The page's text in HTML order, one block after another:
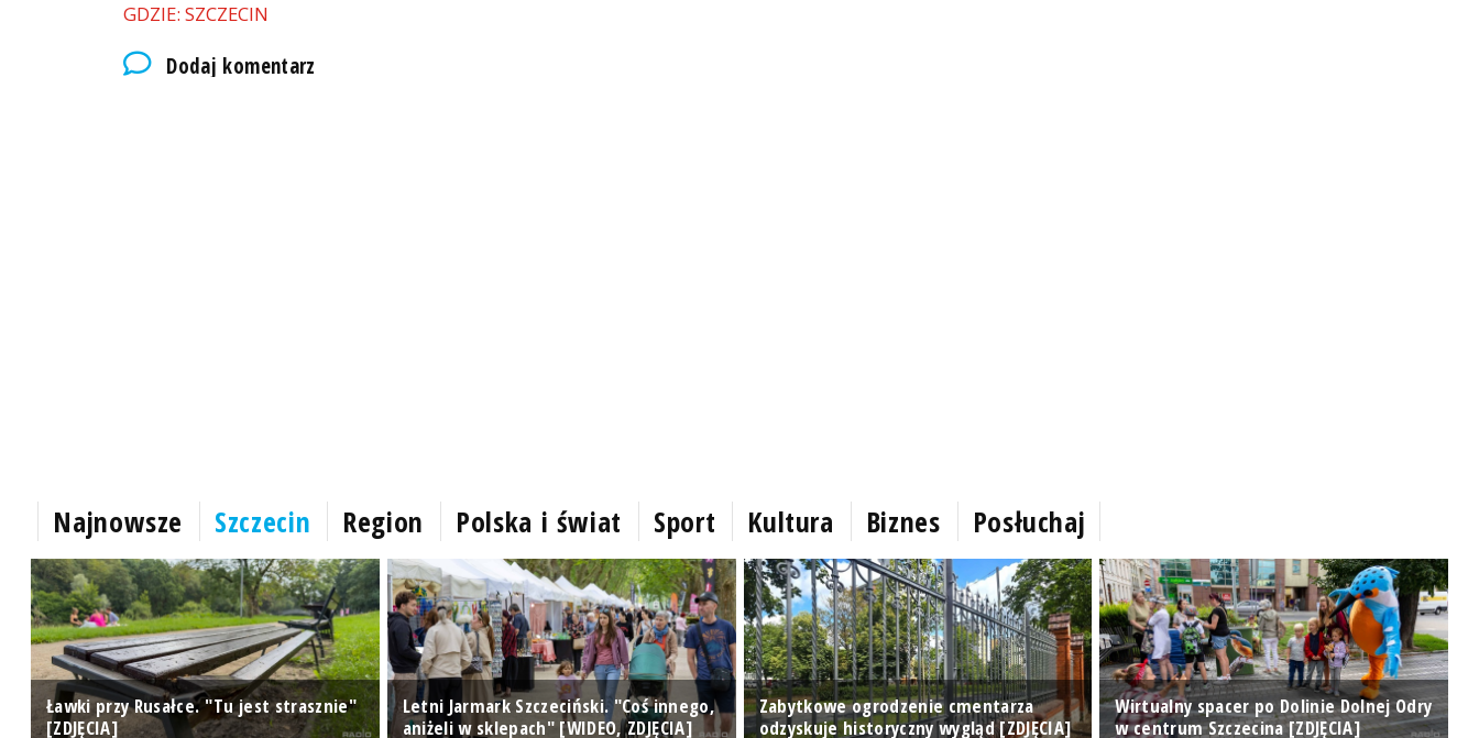
GDZIE: SZCZECIN
Dodaj komentarz
Najnowsze Szczecin Region Polska i świat Sport Kultura Biznes Posłuchaj
Ławki przy Rusałce. "Tu jest strasznie"
[ZDJĘCIA]
Letni Jarmark Szczeciński. "Coś innego,
aniżeli w sklepach" [WIDEO, ZDJĘCIA]
Zabytkowe ogrodzenie cmentarza
odzyskuje historyczny wygląd [ZDJĘCIA]
Wirtualny spacer po Dolinie Dolnej Odry
w centrum Szczecina [ZDJĘCIA]